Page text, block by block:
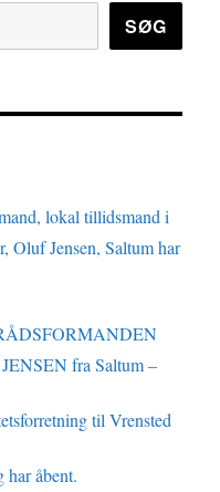
SØG
lokal tillidsmand i
Oluf Jensen, Saltum har
fra Saltum –
til Vrensted
har åbent.